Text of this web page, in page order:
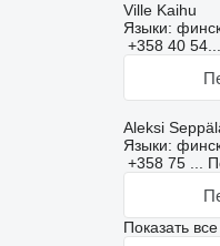
Ville Kaihu
Языки:
+358 40 54...
Aleksi
Языки:
+358 75 ...
Показать все